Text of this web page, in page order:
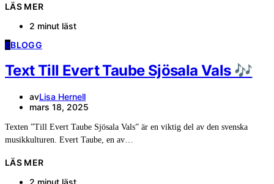
LÄS MER
2 minut läst
BBLOGG
Text Till Evert Taube Sjösala Vals 🎶
avLisa Hernell
mars 18, 2025
Texten ”Till Evert Taube Sjösala Vals” är en viktig del av den svenska
musikkulturen. Evert Taube, en av…
LÄS MER